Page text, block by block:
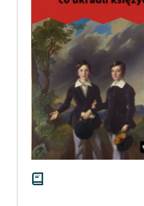
Ręce pełne poezji
Kolekcje edukacyjne
twórców przechodzących
do domeny publicznej,
lektur szkolnych oraz
Starego Testamentu
Odkurzamy bohaterów
Szkoła Poezji Wolnych